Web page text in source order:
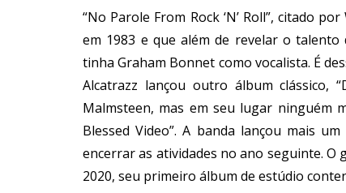
“No Parole From Rock ‘N’ Roll”, citado
em 1983 e que além de revelar o
tinha Graham Bonnet como vocalista. É
Alcatrazz lançou outro álbum clássico,
Malmsteen, mas em seu lugar ninguém
Blessed Video”. A banda lançou mais
encerrar as atividades no ano seguinte. O
2020, seu primeiro álbum de estúdio